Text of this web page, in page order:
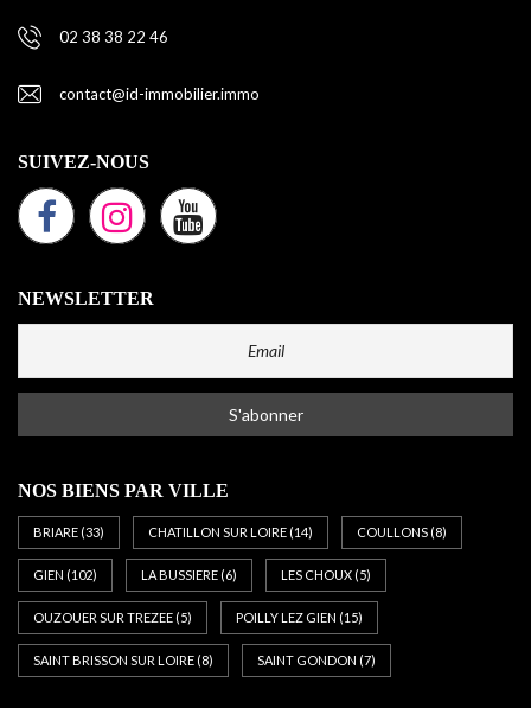
02 38 38 22 46
contact@id-immobilier.immo
SUIVEZ-NOUS
NEWSLETTER
NOS BIENS PAR VILLE
BRIARE (33) CHATILLON SUR LOIRE (14) COULLONS (8)
GIEN (102) LA BUSSIERE (6) LES CHOUX (5)
OUZOUER SUR TREZEE (5) POILLY LEZ GIEN (15)
SAINT BRISSON SUR LOIRE (8) SAINT GONDON (7)